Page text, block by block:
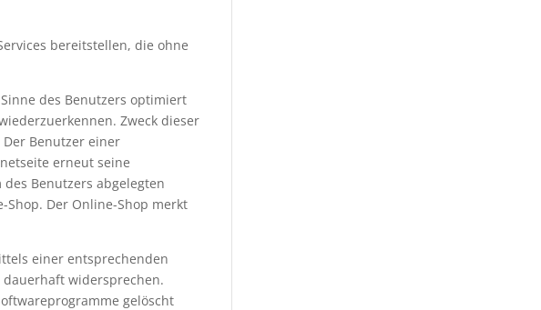
bereitstellen, die ohne
des Benutzers optimiert
Zweck dieser
Benutzer einer
erneut seine
Benutzers abgelegten
Shop. Der Online-Shop merkt
einer entsprechenden
widersprechen.
gelöscht